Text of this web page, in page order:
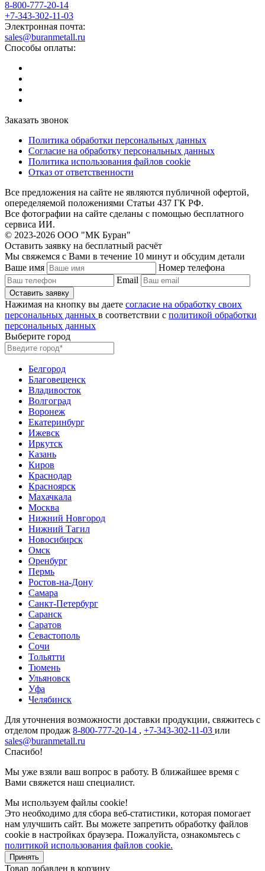
8-800-777-20-14
+7-343-302-11-03
Электронная почта:
sales@buranmetall.ru
Способы оплаты:
Заказать звонок
Политика обработки персональных данных
Согласие на обработку персональных данных
Политика использования файлов cookie
Отказ от ответственности
Все предложения на сайте не являются публичной офертой,
опеределяемой положениями Статьи 437 ГК РФ.
Все фотографии на сайте сделаны с помощью бесплатного
сервиса ИИ.
© 2023-2026 ООО "МК Буран"
Оставить заявку на бесплатный расчёт
Мы свяжемся с Вами в течение 10 минут и обсудим детали
Ваше имя
Номер телефона
Email
Нажимая на кнопку вы даете согласие на обработку своих
персональных данных в соответствии с политикой обработки
персональных данных
Выберите город
Белгород
Благовещенск
Владивосток
Волгоград
Воронеж
Екатеринбург
Ижевск
Иркутск
Казань
Киров
Краснодар
Красноярск
Махачкала
Москва
Нижний Новгород
Нижний Тагил
Новосибирск
Омск
Оренбург
Пермь
Ростов-на-Дону
Самара
Санкт-Петербург
Саранск
Саратов
Севастополь
Сочи
Тольятти
Тюмень
Ульяновск
Уфа
Челябинск
Для уточнения возможности доставки продукции, свяжитесь с
отделом продаж 8-800-777-20-14 , +7-343-302-11-03 или
sales@buranmetall.ru
Спасибо!
Мы уже взяли ваш вопрос в работу. В ближайшее время с
Вами свяжется наш специалист.
Мы используем файлы cookie!
Это необходимо для сбора веб-статистики, которая помогает
нам улучшить сайт. Вы можете запретить обработку файлов
cookie в настройках браузера. Пожалуйста, ознакомьтесь с
политикой использования файлов cookie.
Принять
Товар добавлен в корзину